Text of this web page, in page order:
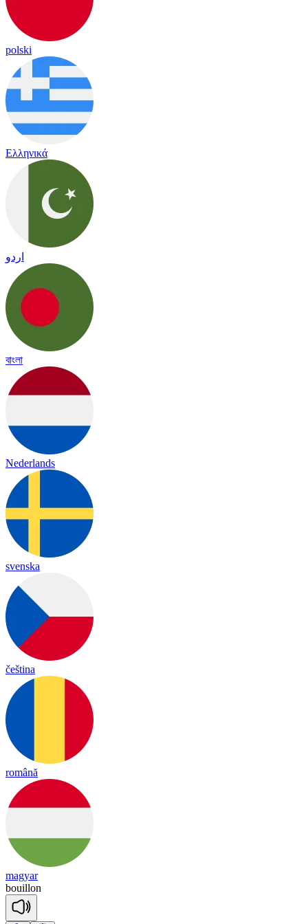
polski
Ελληνικά
اردو
বাংলা
Nederlands
svenska
čeština
română
magyar
bouillon